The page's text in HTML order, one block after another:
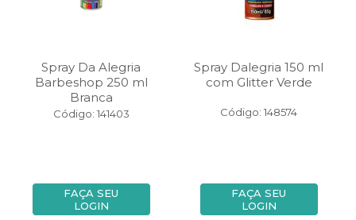
Spray Da Alegria
Barbeshop 250 ml
Branca
Código: 141403
FAÇA SEU
LOGIN
Spray Dalegria 150 ml
com Glitter Verde
Código: 148574
FAÇA SEU
LOGIN